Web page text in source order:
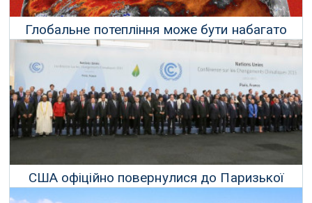
Глобальне потепління може бути набагато
гірше, ніж ми думали
31 Травня 2021 р.
США офіційно повернулися до Паризької
кліматичної угоди